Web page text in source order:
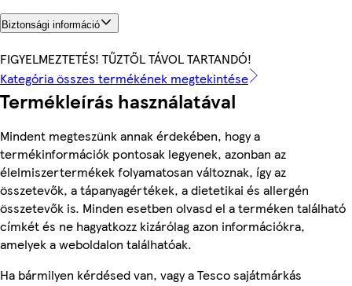
Biztonsági információ
FIGYELMEZTETÉS! TŰZTŐL TÁVOL TARTANDÓ!
Kategória összes termékének megtekintése
Termékleírás használatával
Mindent megteszünk annak érdekében, hogy a
termékinformációk pontosak legyenek, azonban az
élelmiszertermékek folyamatosan változnak, így az
összetevők, a tápanyagértékek, a dietetikai és allergén
összetevők is. Minden esetben olvasd el a terméken található
címkét és ne hagyatkozz kizárólag azon információkra,
amelyek a weboldalon találhatóak.
Ha bármilyen kérdésed van, vagy a Tesco sajátmárkás